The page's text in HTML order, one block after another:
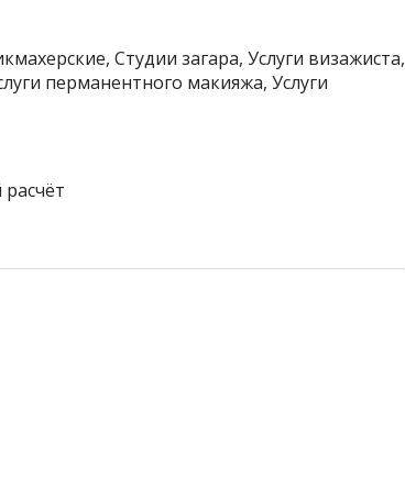
Студии загара, Услуги визажиста,
перманентного макияжа, Услуги